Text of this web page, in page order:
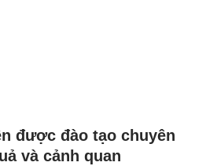
được đào tạo chuyên
và cảnh quan